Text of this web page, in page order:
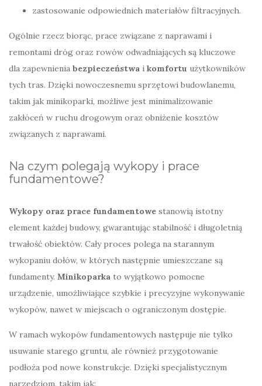
zastosowanie odpowiednich materiałów filtracyjnych.
Ogólnie rzecz biorąc, prace związane z naprawami i
remontami dróg oraz rowów odwadniających są kluczowe
dla zapewnienia bezpieczeństwa i komfortu użytkowników
tych tras. Dzięki nowoczesnemu sprzętowi budowlanemu,
takim jak minikoparki, możliwe jest minimalizowanie
zakłóceń w ruchu drogowym oraz obniżenie kosztów
związanych z naprawami.
Na czym polegają wykopy i prace
fundamentowe?
Wykopy oraz prace fundamentowe stanowią istotny
element każdej budowy, gwarantując stabilność i długoletnią
trwałość obiektów. Cały proces polega na starannym
wykopaniu dołów, w których następnie umieszczane są
fundamenty. Minikoparka to wyjątkowo pomocne
urządzenie, umożliwiające szybkie i precyzyjne wykonywanie
wykopów, nawet w miejscach o ograniczonym dostępie.
W ramach wykopów fundamentowych następuje nie tylko
usuwanie starego gruntu, ale również przygotowanie
podłoża pod nowe konstrukcje. Dzięki specjalistycznym
narzędziom, takim jak: